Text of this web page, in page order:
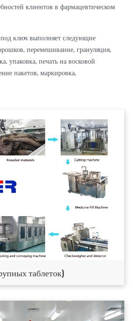
клиентов в фармацевтическом
ключ выполняет следующие
перемешивание, грануляция,
упаковка, печать на восковой
пакетов, маркировка,
таблеток)